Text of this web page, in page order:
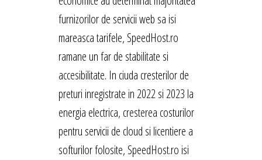
furnizorilor de servicii web sa isi
mareasca tarifele, SpeedHost.ro
ramane un far de stabilitate si
accesibilitate. In ciuda cresterilor de
preturi inregistrate in 2022 si 2023 la
energia electrica, cresterea costurilor
pentru servicii de cloud si licentiere a
softurilor folosite, SpeedHost.ro isi